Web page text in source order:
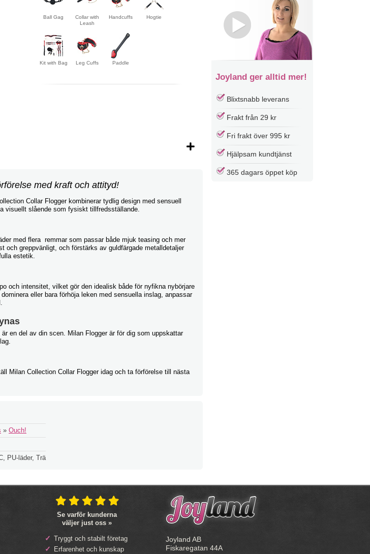
Ball Gag
Collar with
Leash
Handcuffs Hogtie
Kit with Bag Leg Cuffs Paddle
med kraft och attityd!
Collar Flogger kombinerar tydlig design med sensuell
visuellt slående som fysiskt tillfredsställande.
med flera remmar som passar både mjuk teasing och mer
och greppvänligt, och förstärks av guldfärgade metalldetaljer
estetik.
och intensitet, vilket gör den idealisk både för nyfikna nybörjare
eller bara förhöja leken med sensuella inslag, anpassar
en del av din scen. Milan Flogger är för dig som uppskattar
Milan Collection Collar Flogger idag och ta förförelse till nästa
» Ouch!
PU-läder, Trä
Joyland ger alltid mer!
Blixtsnabb leverans
Frakt från 29 kr
Fri frakt över 995 kr
Hjälpsam kundtjänst
365 dagars öppet köp
Se varför kunderna
väljer just oss »
Tryggt och stabilt företag
Erfarenhet och kunskap
Joyland AB
Fiskaregatan 44A